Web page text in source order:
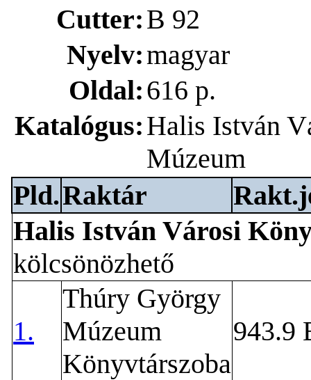
Cutter:B 92
Nyelv:magyar
Oldal:616 p.
Katalógus:Halis István
Múzeum
Pld.Raktár
Halis István Városi
kölcsönözhető
1.
Thúry György
Múzeum
Könyvtárszoba
943.9